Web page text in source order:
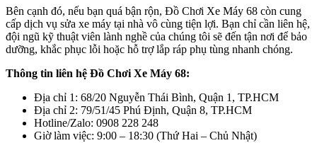
Bên cạnh đó, nếu bạn quá bận rộn, Đồ Chơi Xe Máy 68 còn cung
cấp dịch vụ sửa xe máy tại nhà vô cùng tiện lợi. Bạn chỉ cần liên hệ,
đội ngũ kỹ thuật viên lành nghề của chúng tôi sẽ đến tận nơi để bảo
dưỡng, khắc phục lỗi hoặc hỗ trợ lắp ráp phụ tùng nhanh chóng.
Thông tin liên hệ Đồ Chơi Xe Máy 68:
Địa chỉ 1: 68/20 Nguyễn Thái Bình, Quận 1, TP.HCM
Địa chỉ 2: 79/51/45 Phú Định, Quận 8, TP.HCM
Hotline/Zalo: 0908 228 248
Giờ làm việc: 9:00 – 18:30 (Thứ Hai – Chủ Nhật)